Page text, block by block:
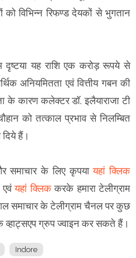
विभिन्न रिफण्ड देयकों से भुगतान
दृष्टया यह राशि एक करोड़ रूपये से
अनियमितता एवं वित्तीय गबन की
के कारण कलेक्टर डॉ. इलैयाराजा टी
को तत्काल प्रभाव से निलम्बित
हैं।
समाचार के लिए कृपयायहां क्लिक
एवंयहां क्लिककरके हमारा टेलीग्राम
समाचार के टेलीग्राम चैनल पर कुछ
ग्रुप ज्वाइन कर सकते हैं।
Indore